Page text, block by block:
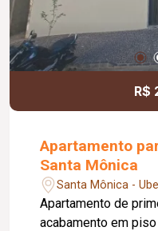
R$
Apartamento
Santa Mônica
Santa Mônica -
Apartamento de
acabamento em